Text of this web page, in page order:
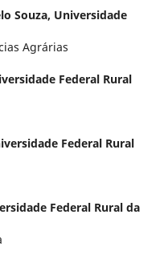
Souza, Universidade
Agrárias
Federal Rural
Federal Rural
Federal Rural da